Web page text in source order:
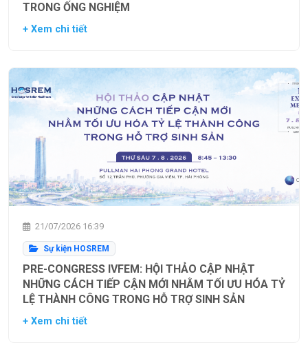
TRONG ỐNG NGHIỆM
+ Xem chi tiết
21/07/2026 16:39
Sự kiện HOSREM
PRE-CONGRESS IVFEM: HỘI THẢO CẬP NHẬT
NHỮNG CÁCH TIẾP CẬN MỚI NHẰM TỐI ƯU HÓA TỶ
LỆ THÀNH CÔNG TRONG HỖ TRỢ SINH SẢN
+ Xem chi tiết